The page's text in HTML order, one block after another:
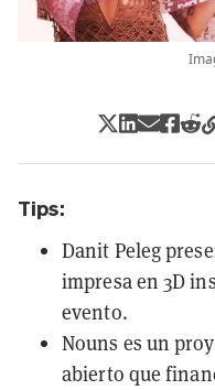
Tips:
Danit Peleg
impresa en 3D
evento.
Nouns es un
abierto que